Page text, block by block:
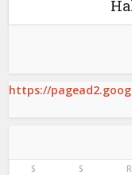
https://
S S R